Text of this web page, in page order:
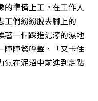
的準備上工。在工作人
工們紛紛脫去腳上的
著一個踩進泥濘的濕地
陣陣驚呼聲，「又卡住
氣在泥沼中前進到定點